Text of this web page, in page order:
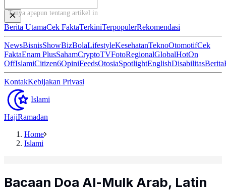
Tanya apapun tentang artikel ini...
Berita UtamaCek FaktaTerkiniTerpopulerRekomendasi
NewsBisnisShowBizBolaLifestyleKesehatanTeknoOtomotifCek
FaktaEnam PlusSahamCryptoTVFotoRegionalGlobalHotOn
OffIslamiCitizen6OpiniFeedsOtosiaSpotlightEnglishDisabilitasBerita
KontakKebijakan Privasi
Islami
HajiRamadan
Home
Islami
Bacaan Doa Al-Mulk Arab, Latin